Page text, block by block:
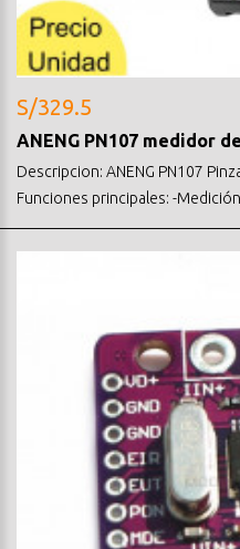
S/329.5
ANENG PN107 medidor
Descripcion: ANENG PN107
Funciones principales: -